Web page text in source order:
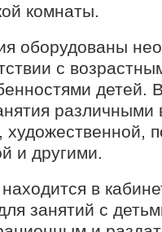
комнаты.
оборудованы
с
детей.
различными
художественной,
и другими.
в
занятий с